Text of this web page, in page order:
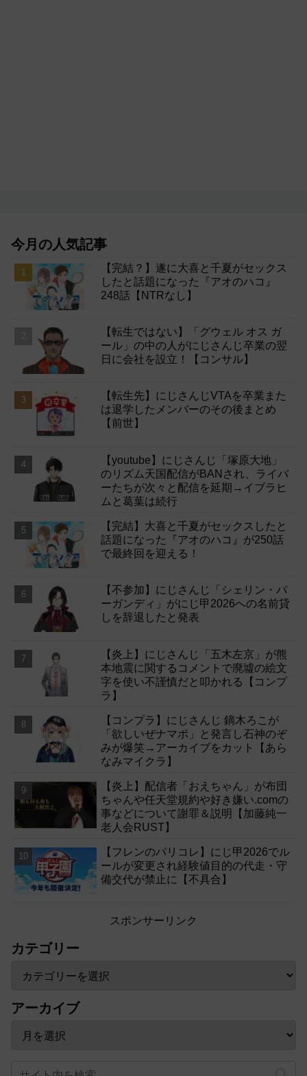
今月の人気記事
【完結？】遂に大喜と千夏がセックス
したと話題になった『アオのハコ』
248話【NTRなし】
【転生ではない】「グウェル オス ガ
ール」の中の人がにじさんじ卒業の翌
日に会社を設立！【コンサル】
【転生先】にじさんじVTAを卒業また
は退学したメンバーのその後まとめ
【前世】
【youtube】にじさんじ「塚原大地」
のリズム天国配信がBANされ、ライバ
ーたちが次々と配信を延期→イブラヒ
ムと葛葉は続行
【完結】大喜と千夏がセックスしたと
話題になった『アオのハコ』が250話
で最終回を迎える！
【不参加】にじさんじ「シェリン・バ
ーガンディ」がにじ甲2026への名前貸
しを辞退したと発表
【炎上】にじさんじ「五木左京」が熊
本地震に関するコメントで廃墟の絵文
字を使い不謹慎だと叩かれる【コンプ
ラ】
【コンプラ】にじさんじ 鏑木ろこが
「欲しいぜナマポ」と発言し石神のぞ
みが爆笑→アーカイブをカット【あら
なみマイクラ】
【炎上】配信者「おえちゃん」が布団
ちゃんや任天堂規約や好き嫌い.comの
事などについて謝罪＆説明【加藤純一
老人会RUST】
【フレンのパリコレ】にじ甲2026でル
ールが変更され経験値目的の代走・守
備交代が禁止に【不具合】
スポンサーリンク
カテゴリー
アーカイブ